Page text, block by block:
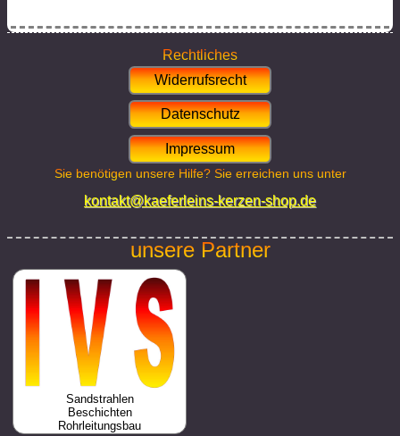
Rechtliches
Widerrufsrecht
Datenschutz
Impressum
Sie benötigen unsere Hilfe? Sie erreichen uns unter
kontakt@kaeferleins-kerzen-shop.de
unsere Partner
Sandstrahlen
Beschichten
Rohrleitungsbau